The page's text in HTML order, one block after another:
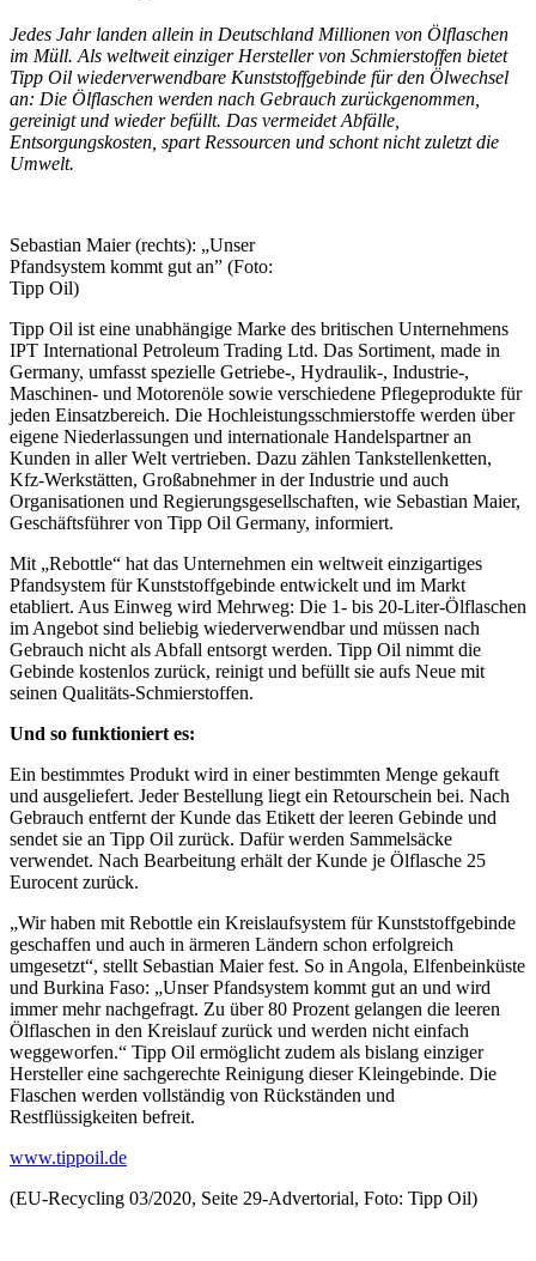
Jedes Jahr landen allein in Deutschland Millionen von Ölflaschen
im Müll. Als weltweit einziger Hersteller von Schmierstoffen bietet
Tipp Oil wiederverwendbare Kunststoffgebinde für den Ölwechsel
an: Die Ölflaschen werden nach Gebrauch zurückgenommen,
gereinigt und wieder befüllt. Das vermeidet Abfälle,
Entsorgungskosten, spart Ressourcen und schont nicht zuletzt die
Umwelt.
Sebastian Maier (rechts): „Unser
Pfandsystem kommt gut an” (Foto:
Tipp Oil)
Tipp Oil ist eine unabhängige Marke des britischen Unternehmens
IPT International Petroleum Trading Ltd. Das Sortiment, made in
Germany, umfasst spezielle Getriebe-, Hydraulik-, Industrie-,
Maschinen- und Motorenöle sowie verschiedene Pflegeprodukte für
jeden Einsatzbereich. Die Hochleistungsschmierstoffe werden über
eigene Niederlassungen und internationale Handelspartner an
Kunden in aller Welt vertrieben. Dazu zählen Tankstellenketten,
Kfz-Werkstätten, Großabnehmer in der Industrie und auch
Organisationen und Regierungsgesellschaften, wie Sebastian Maier,
Geschäftsführer von Tipp Oil Germany, informiert.
Mit „Rebottle“ hat das Unternehmen ein weltweit einzigartiges
Pfandsystem für Kunststoffgebinde entwickelt und im Markt
etabliert. Aus Einweg wird Mehrweg: Die 1- bis 20-Liter-Ölflaschen
im Angebot sind beliebig wiederverwendbar und müssen nach
Gebrauch nicht als Abfall entsorgt werden. Tipp Oil nimmt die
Gebinde kostenlos zurück, reinigt und befüllt sie aufs Neue mit
seinen Qualitäts-Schmierstoffen.
Und so funktioniert es:
Ein bestimmtes Produkt wird in einer bestimmten Menge gekauft
und ausgeliefert. Jeder Bestellung liegt ein Retourschein bei. Nach
Gebrauch entfernt der Kunde das Etikett der leeren Gebinde und
sendet sie an Tipp Oil zurück. Dafür werden Sammelsäcke
verwendet. Nach Bearbeitung erhält der Kunde je Ölflasche 25
Eurocent zurück.
„Wir haben mit Rebottle ein Kreislaufsystem für Kunststoffgebinde
geschaffen und auch in ärmeren Ländern schon erfolgreich
umgesetzt“, stellt Sebastian Maier fest. So in Angola, Elfenbeinküste
und Burkina Faso: „Unser Pfandsystem kommt gut an und wird
immer mehr nachgefragt. Zu über 80 Prozent gelangen die leeren
Ölflaschen in den Kreislauf zurück und werden nicht einfach
weggeworfen.“ Tipp Oil ermöglicht zudem als bislang einziger
Hersteller eine sachgerechte Reinigung dieser Kleingebinde. Die
Flaschen werden vollständig von Rückständen und
Restflüssigkeiten befreit.
www.tippoil.de
(EU-Recycling 03/2020, Seite 29-Advertorial, Foto: Tipp Oil)